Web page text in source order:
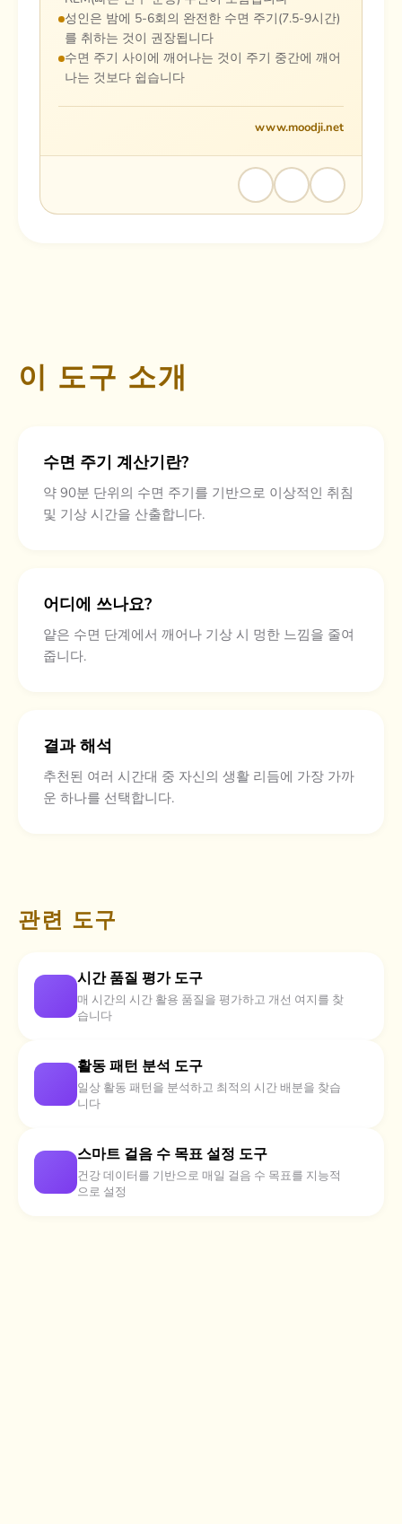
성인은 밤에 5-6회의 완전한 수면 주기(7.5-9시간)
를 취하는 것이 권장됩니다
수면 주기 사이에 깨어나는 것이 주기 중간에 깨어
나는 것보다 쉽습니다
www.moodji.net
이 도구 소개
수면 주기 계산기란?
약 90분 단위의 수면 주기를 기반으로 이상적인 취침
및 기상 시간을 산출합니다.
어디에 쓰나요?
얕은 수면 단계에서 깨어나 기상 시 멍한 느낌을 줄여
줍니다.
결과 해석
추천된 여러 시간대 중 자신의 생활 리듬에 가장 가까
운 하나를 선택합니다.
관련 도구
시간 품질 평가 도구
매 시간의 시간 활용 품질을 평가하고 개선 여지를 찾
습니다
활동 패턴 분석 도구
일상 활동 패턴을 분석하고 최적의 시간 배분을 찾습
니다
스마트 걸음 수 목표 설정 도구
건강 데이터를 기반으로 매일 걸음 수 목표를 지능적
으로 설정